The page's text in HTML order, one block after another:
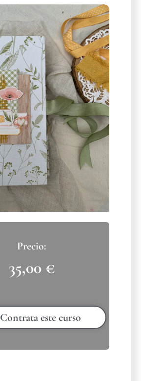
35,00 €
Contrata este curso